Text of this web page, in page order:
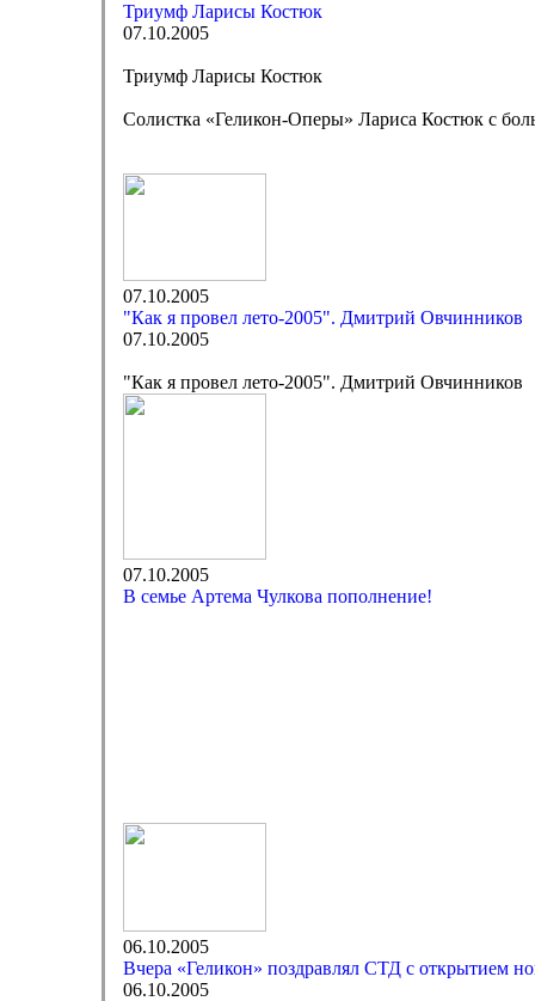
Триумф Ларисы Костюк
07.10.2005
Триумф Ларисы Костюк
Солистка «Геликон-Оперы» Лариса Костюк с
07.10.2005
"Как я провел лето-2005". Дмитрий Овчинников
07.10.2005
"Как я провел лето-2005". Дмитрий Овчинников
07.10.2005
В семье Артема Чулкова пополнение!
06.10.2005
Вчера «Геликон» поздравлял СТД с открытием
06.10.2005